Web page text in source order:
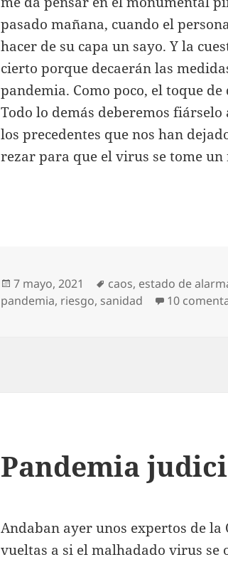
pasado mañana, cuando el
hacer de su capa un sayo. Y la
cierto porque decaerán las
pandemia. Como poco, el toque
Todo lo demás deberemos
los precedentes que nos han
rezar para que el virus se tome un
Publicado
el
7 mayo, 2021 Etiquetas
caos, estado de
pandemia, riesgo, sanidad 10
Pandemia
Andaban ayer unos expertos de la
vueltas a si el malhadado virus se